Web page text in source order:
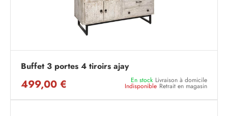
Buffet 3 portes 4 tiroirs ajay
499,00 € En stock Livraison à domicile
Indisponible Retrait en magasin